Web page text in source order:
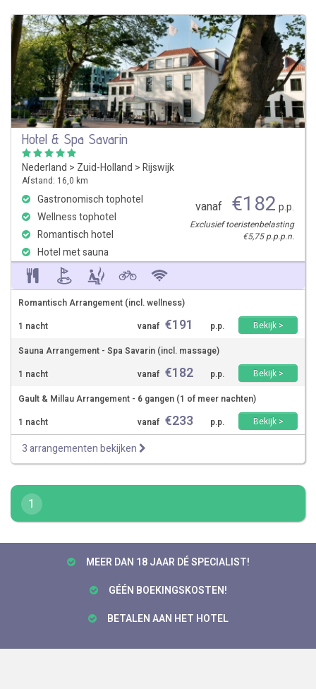
Hotel & Spa Savarin
Nederland > Zuid-Holland >Rijswijk
Afstand: 16,0 km
Gastronomisch tophotel
Wellness tophotel
Romantisch hotel
Hotel met sauna
vanaf €182 p.p.
Exclusief toeristenbelasting
€5,75 p.p.p.n.
Romantisch Arrangement (incl. wellness)
1 nacht
vanaf €191 p.p.
Bekijk >
Sauna Arrangement - Spa Savarin (incl. massage)
1 nacht
vanaf €182 p.p.
Bekijk >
Gault & Millau Arrangement - 6 gangen (1 of meer nachten)
1 nacht
vanaf €233 p.p. Bekijk >
3 arrangementen bekijken
1
MEER DAN 18 JAAR DÉ SPECIALIST!
GÉÉN BOEKINGSKOSTEN!
BETALEN AAN HET HOTEL